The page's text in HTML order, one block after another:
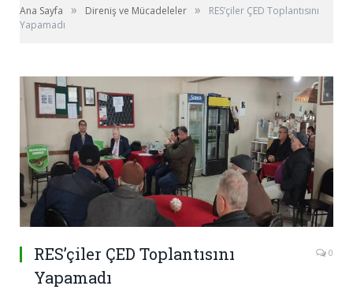
Ana Sayfa » Direniş ve Mücadeleler »
RES’çiler ÇED Toplantısını
Yapamadı
RES’çiler ÇED Toplantısını
Yapamadı
0